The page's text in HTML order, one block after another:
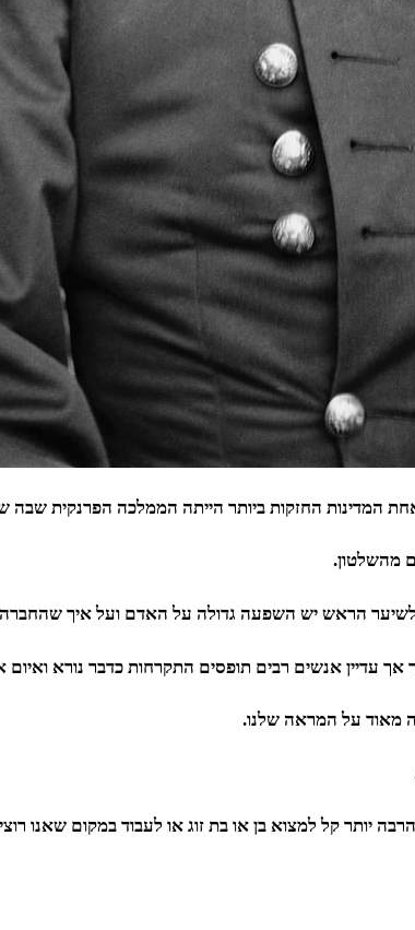
המדינות החזקות ביותר הייתה הממלכה הפרנקית שבה
מהשלטון.
הראש יש השפעה גדולה על האדם ועל איך
אך עדיין אנשים רבים תופסים התקרחות כדבר נורא
מאוד על המראה שלנו.
יותר קל למצוא בן או בת זוג או לעבוד במקום שאנו